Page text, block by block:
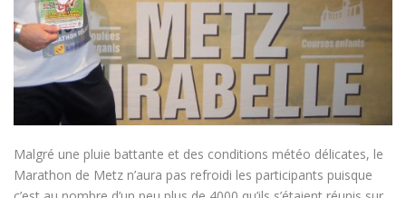
Malgré une pluie battante et des conditions météo délicates, le
Marathon de Metz n’aura pas refroidi les participants puisque